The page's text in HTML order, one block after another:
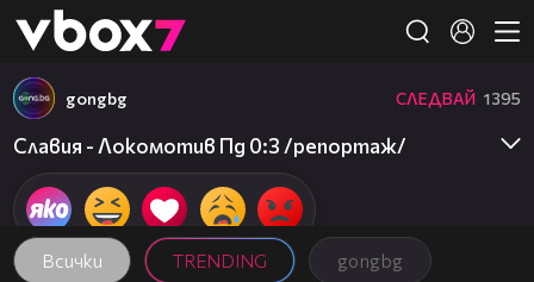
👾
Всички TRENDING gongbg
gongbg СЛЕДВАЙ 1395
Славия - Локомотив Пд 0:3 /репортаж/
07:38